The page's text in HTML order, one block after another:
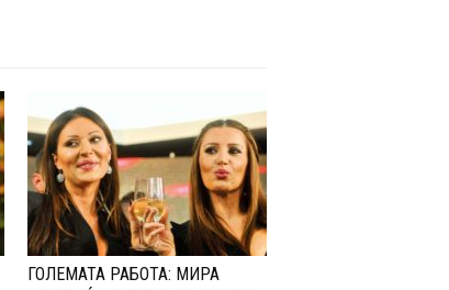
ГОЛЕМАТА РАБОТА: МИРА